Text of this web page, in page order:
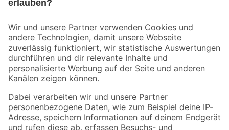
Der toom Newsletter: Keine Angebote und Aktionen mehr verpassen!
Zur Newsletter Anmeldung
Folge uns
Zahlungsarten Versandarten